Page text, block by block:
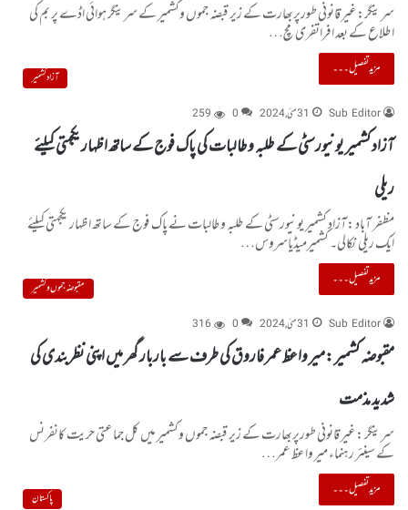
سرینگر:غیر قانونی طورپربھارت کے زیر قبضہ جموں وکشمیر کے سرینگر ہوائی اڈے پر بم کی
اطلاع کے بعد افراتفری مچ…
مزید تفصیل۔۔۔
آزاد کشمیر
Sub Editor
31 مئی, 2024 0
259
آزاد کشمیر یونیورسٹی کے طلبہ وطالبات کی پاک فوج کے ساتھ اظہار یکجہتی کیلئے
ریلی
مظفر آباد :آزاد کشمیر یونیورسٹی کے طلبہ وطالبات نے پاک فوج کے ساتھ اظہار یکجہتی کیلئے
ایک ریلی نکالی۔ کشمیرمیڈیاسروس…
مزید تفصیل۔۔۔
مقبوضہ جموں و کشمیر
Sub Editor
31 مئی, 2024 0
316
مقبوضہ کشمیر :میر واعظ عمر فاروق کی طرف سے باربار گھر میں اپنی نظربندی کی
شدید مذمت
سرینگر :غیر قانونی طورپربھارت کے زیر قبضہ جموں وکشمیر میں کل جماعتی حریت کانفرنس
کے سینئر رہنماء میر واعظ عمر…
مزید تفصیل۔۔۔
پاکستان